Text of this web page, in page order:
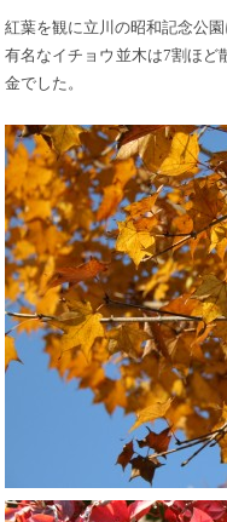
紅葉を観に立川の昭和記念公園
有名なイチョウ並木は7割ほど
金でした。